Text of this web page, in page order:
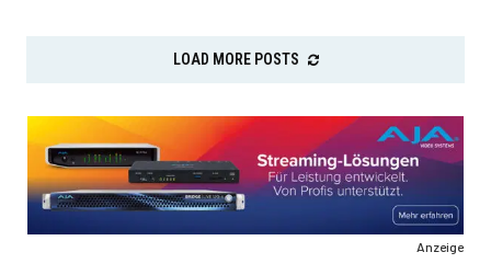
LOAD MORE POSTS
Anzeige